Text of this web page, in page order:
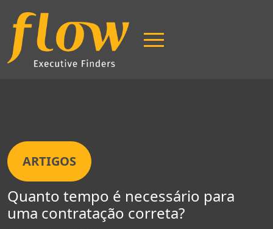
Página Inicial
ARTIGOS
Quanto tempo é necessário para
uma contratação correta?